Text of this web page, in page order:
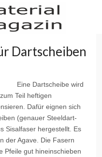
Dartscheiben
Eine Dartscheibe wird
Teil heftigen
Dafür eignen sich
(genauer Steeldart-
Sisalfaser hergestellt. Es
der Agave. Die Fasern
Pfeile gut hineinschieben